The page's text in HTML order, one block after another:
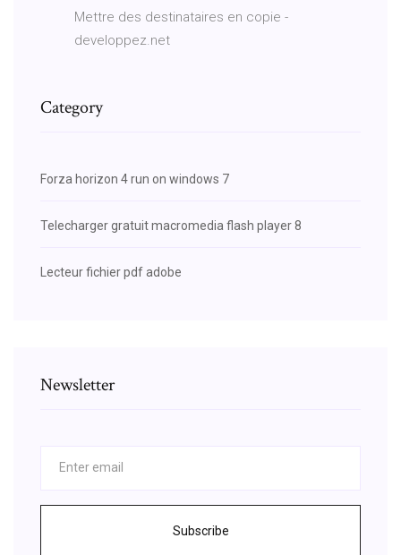
Mettre des destinataires en copie -
developpez.net
Category
Forza horizon 4 run on windows 7
Telecharger gratuit macromedia flash player 8
Lecteur fichier pdf adobe
Newsletter
Subscribe